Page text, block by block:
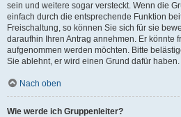
sein und weitere sogar versteckt. Wenn die
einfach durch die entsprechende Funktion
Freischaltung, so können Sie sich für sie
daraufhin Ihren Antrag annehmen. Er könnte
aufgenommen werden möchten. Bitte
Sie ablehnt, er wird einen Grund dafür haben.
Nach oben
Wie werde ich Gruppenleiter?